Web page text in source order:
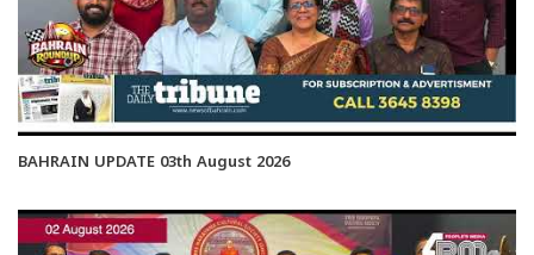
BAHRAIN UPDATE 03th August 2026